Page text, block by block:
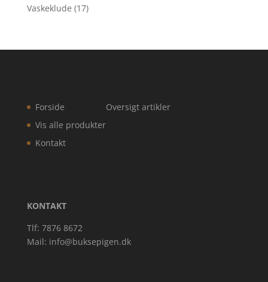
Vaskeklude (17)
Forside
Vis alle produkter
Kontakt
Oversigt artikler
KONTAKT
Tlf: 7876 8672
Mail: info@buksepigen.dk